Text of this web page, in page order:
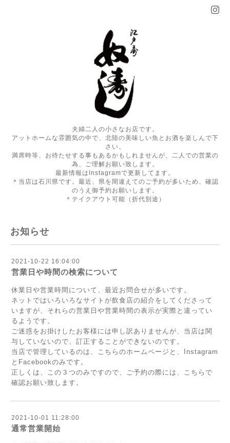
夫婦二人の小さなお店です。
アットホームな雰囲気の中で、北陸の美味しい魚とお酒を楽しんで下
さい。
満席時等、お待たせする事もあるかもしれませんが、二人での営業の
為、ご理解お願い致します。
最新情報はInstagramで更新してます。
＊当店は石川県です。最近、県を間違えてのご予約が多いため、確認
のうえ御予約お願いします。
＊テイクアウト可能（折代別途）
お知らせ
2021-10-22 16:04:00
営業日や時間の検索について
休業日や営業時間について、最近お問合せが多いです。
ネットではいろいろなサイトが飲食店の紹介をしてくださって
いますが、それらの営業日や営業時間の表示が実際と違ってい
るようです。
ご迷惑をお掛けしたお客様には申し訳ありませんが、当店は関
与していないので、訂正することができないのです。
当店で管理しているのは、こちらのホームページと、Instagram
とFacebookのみです。
正しくは、この３つのみですので、ご予約の際には、こちらで
確認お願い致します。
2021-10-01 11:28:00
通常営業開始